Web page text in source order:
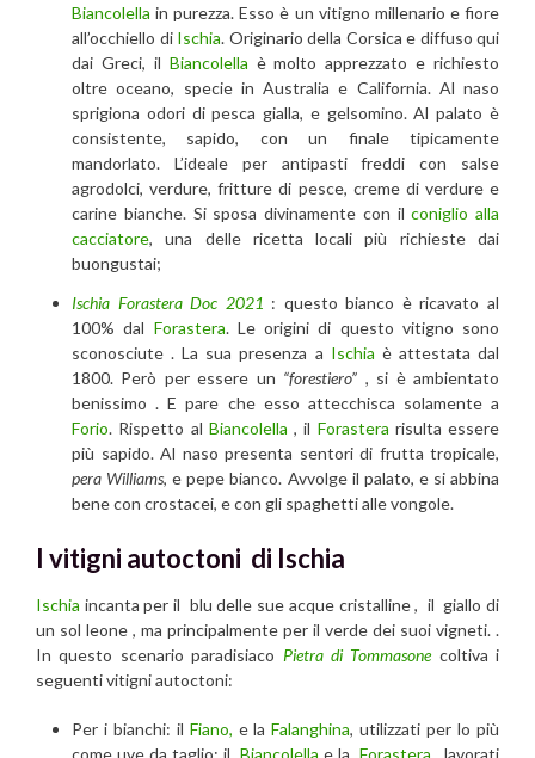
Biancolella in purezza. Esso è un vitigno millenario e fiore
all’occhiello di Ischia. Originario della Corsica e diffuso qui
dai Greci, il Biancolella è molto apprezzato e richiesto
oltre oceano, specie in Australia e California. Al naso
sprigiona odori di pesca gialla, e gelsomino. Al palato è
consistente, sapido, con un finale tipicamente
mandorlato. L’ideale per antipasti freddi con salse
agrodolci, verdure, fritture di pesce, creme di verdure e
carine bianche. Si sposa divinamente con ilconiglio alla
cacciatore, una delle ricetta locali più richieste dai
buongustai;
Ischia Forastera Doc 2021 : questo bianco è ricavato al
100% dal Forastera. Le origini di questo vitigno sono
sconosciute . La sua presenza a Ischia è attestata dal
1800. Però per essere un “forestiero” , si è ambientato
benissimo . E pare che esso attecchisca solamente a
Forio. Rispetto al Biancolella , il Forastera risulta essere
più sapido. Al naso presenta sentori di frutta tropicale,
pera Williams, e pepe bianco. Avvolge il palato, e si abbina
bene con crostacei, e con gli spaghetti alle vongole.
I vitigni autoctoni di Ischia
Ischia incanta per il blu delle sue acque cristalline , il giallo di
un sol leone , ma principalmente per il verde dei suoi vigneti. .
In questo scenario paradisiaco Pietra di Tommasonecoltiva i
seguenti vitigni autoctoni:
Per i bianchi: il Fiano, e laFalanghina, utilizzati per lo più